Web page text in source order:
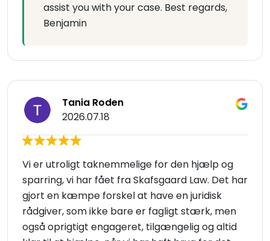
assist you with your case. Best regards,
Benjamin
Tania Roden
2026.07.18
Vi er utroligt taknemmelige for den hjælp og
sparring, vi har fået fra Skafsgaard Law. Det har
gjort en kæmpe forskel at have en juridisk
rådgiver, som ikke bare er fagligt stærk, men
også oprigtigt engageret, tilgængelig og altid